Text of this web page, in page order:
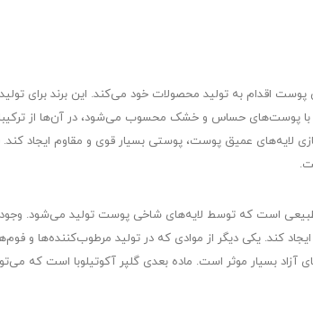
اقدام به تولید محصولات خود می‌کند. این برند برای
با پوست‌‌های حساس و خشک محسوب می‌شود، در آن‌ها از
لایه‌‌های عمیق پوست، پوستی بسیار قوی و مقاوم ایجاد کند.
است که توسط لایه‌‌های شاخی پوست تولید می‌شود.
کند. یکی دیگر از موادی که در تولید مرطوب‌کننده‌ها و
بسیار موثر است. ماده بعدی گلپر آکوتیلوبا است که